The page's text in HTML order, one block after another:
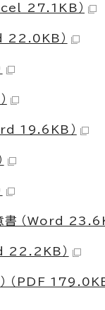
27.1KB）
22.0KB）
19.6KB）
書 （Word
22.2KB）
） （PDF 179.0KB